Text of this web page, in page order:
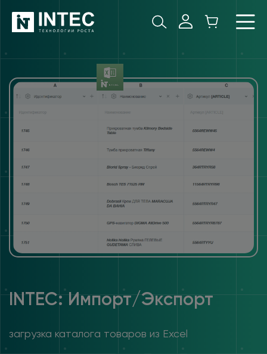
INTEC: Импорт/Экспорт
загрузка каталога товаров из Excel